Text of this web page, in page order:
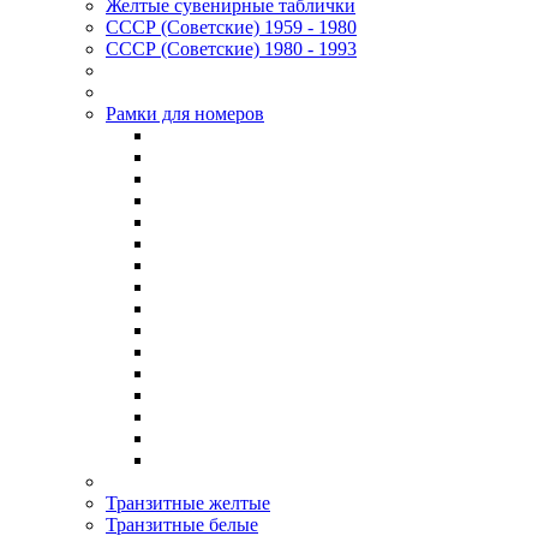
Желтые сувенирные таблички
СССР (Советские) 1959 - 1980
СССР (Советские) 1980 - 1993
Рамки для номеров
Транзитные желтые
Транзитные белые